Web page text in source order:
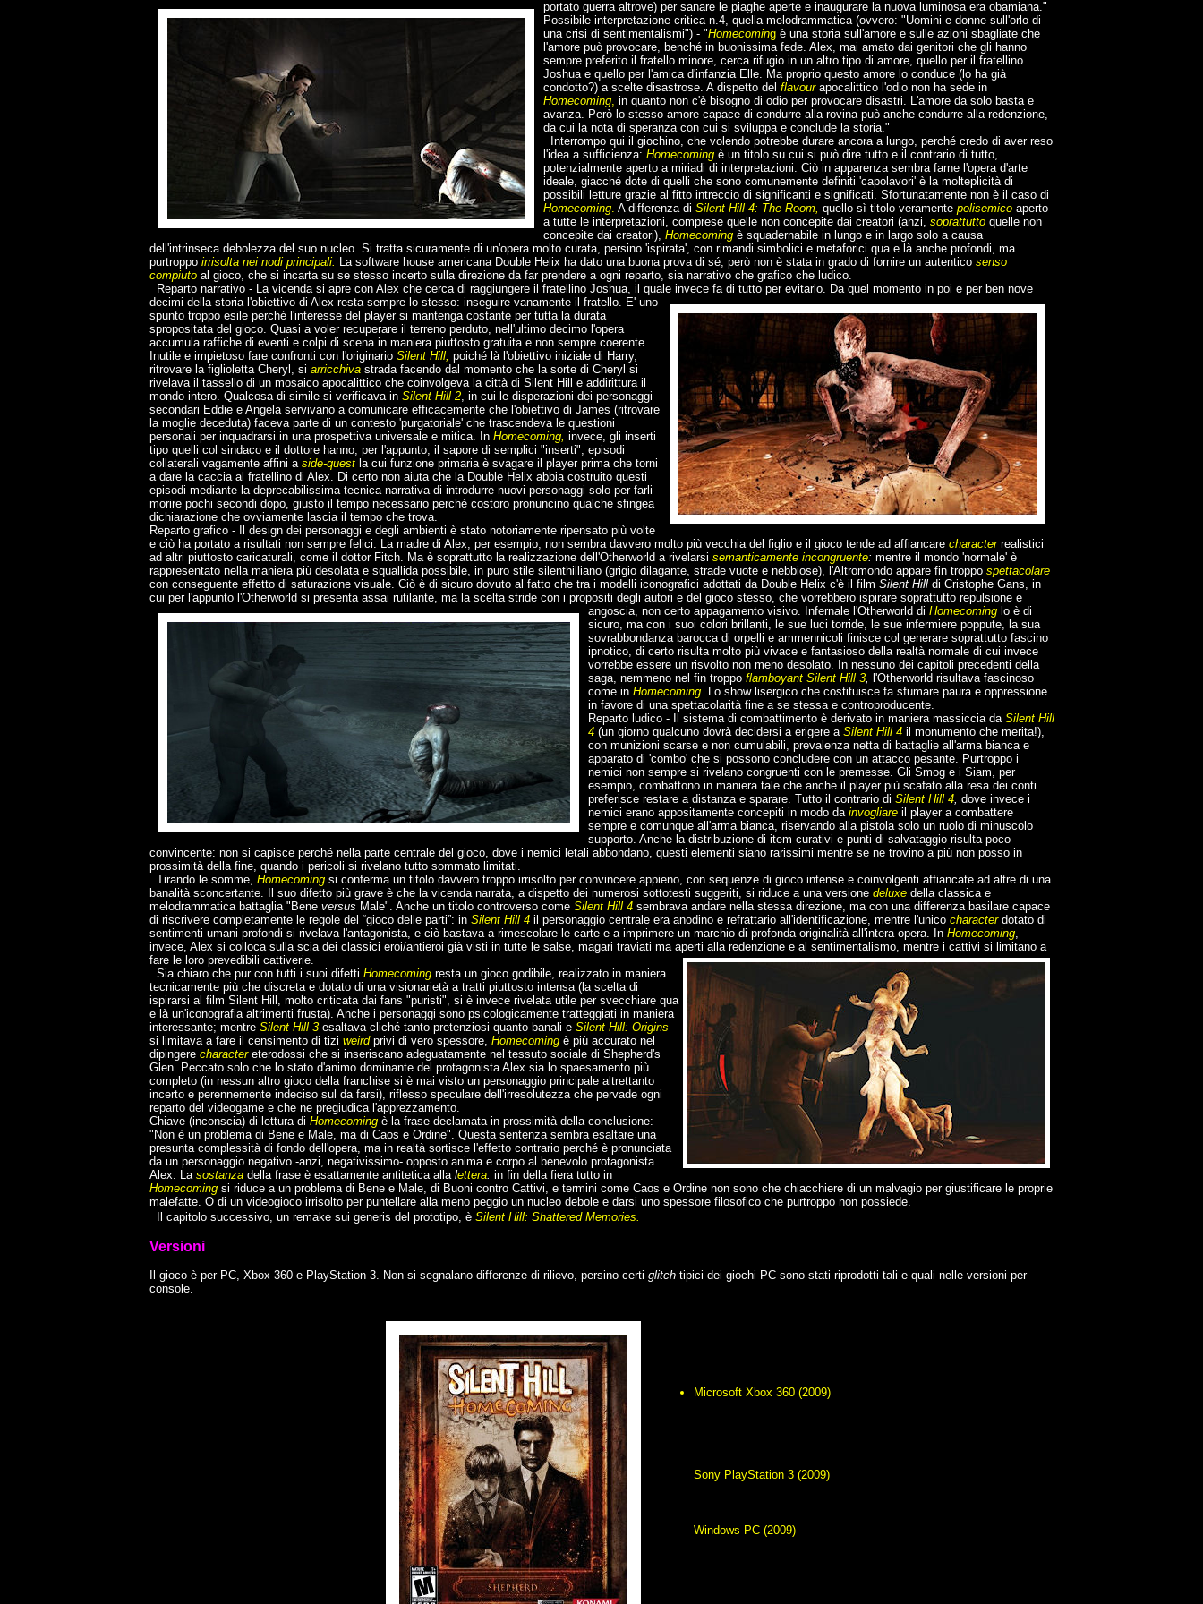
portato guerra altrove) per sanare le piaghe aperte e inaugurare la nuova luminosa era obamiana."
Possibile interpretazione critica n.4, quella melodrammatica (ovvero: "Uomini e donne sull'orlo di
una crisi di sentimentalismi") - "Homecomingè una storia sull'amore e sulle azioni sbagliate che
l'amore può provocare, benché in buonissima fede. Alex, mai amato dai genitori che gli hanno
sempre preferito il fratello minore, cerca rifugio in un altro tipo di amore, quello per il fratellino
Joshua e quello per l'amica d'infanzia Elle. Ma proprio questo amore lo conduce (lo ha già
condotto?) a scelte disastrose. A dispetto del flavourapocalittico l'odio non ha sede in
Homecoming, in quanto non c'è bisogno di odio per provocare disastri. L'amore da solo basta e
avanza. Però lo stesso amore capace di condurre alla rovina può anche condurre alla redenzione,
da cui la nota di speranza con cui si sviluppa e conclude la storia."
Interrompo qui il giochino, che volendo potrebbe durare ancora a lungo, perché credo di aver reso
l'idea a sufficienza: Homecomingè un titolo su cui si può dire tutto e il contrario di tutto,
potenzialmente aperto a miriadi di interpretazioni. Ciò in apparenza sembra farne l'opera d'arte
ideale, giacché dote di quelli che sono comunemente definiti 'capolavori' è la molteplicità di
possibili letture grazie al fitto intreccio di significanti e significati. Sfortunatamente non è il caso di
Homecoming. A differenza di Silent Hill 4: The Room, quello sì titolo veramente polisemico aperto
a tutte le interpretazioni, comprese quelle non concepite dai creatori (anzi, soprattutto quelle non
concepite dai creatori), Homecomingè squadernabile in lungo e in largo solo a causa
dell'intrinseca debolezza del suo nucleo. Si tratta sicuramente di un'opera molto curata, persino 'ispirata', con rimandi simbolici e metaforici qua e là anche profondi, ma
purtroppo irrisolta nei nodi principali. La software house americana Double Helix ha dato una buona prova di sé, però non è stata in grado di fornire un autentico senso
compiutoal gioco, che si incarta su se stesso incerto sulla direzione da far prendere a ogni reparto, sia narrativo che grafico che ludico.
Reparto narrativo - La vicenda si apre con Alex che cerca di raggiungere il fratellino Joshua, il quale invece fa di tutto per evitarlo. Da quel momento in poi e per ben nove
decimi della storia l'obiettivo di Alex resta sempre lo stesso: inseguire vanamente il fratello. E' uno
spunto troppo esile perché l'interesse del player si mantenga costante per tutta la durata
spropositata del gioco. Quasi a voler recuperare il terreno perduto, nell'ultimo decimo l'opera
accumula raffiche di eventi e colpi di scena in maniera piuttosto gratuita e non sempre coerente.
Inutile e impietoso fare confronti con l'originario Silent Hill, poiché là l'obiettivo iniziale di Harry,
ritrovare la figlioletta Cheryl, si arricchiva strada facendo dal momento che la sorte di Cheryl si
rivelava il tassello di un mosaico apocalittico che coinvolgeva la città di Silent Hill e addirittura il
mondo intero. Qualcosa di simile si verificava in Silent Hill 2, in cui le disperazioni dei personaggi
secondari Eddie e Angela servivano a comunicare efficacemente che l'obiettivo di James (ritrovare
la moglie deceduta) faceva parte di un contesto 'purgatoriale' che trascendeva le questioni
personali per inquadrarsi in una prospettiva universale e mitica. In Homecoming, invece, gli inserti
tipo quelli col sindaco e il dottore hanno, per l'appunto, il sapore di semplici "inserti", episodi
collaterali vagamente affini a side-quest la cui funzione primaria è svagare il player prima che torni
a dare la caccia al fratellino di Alex. Di certo non aiuta che la Double Helix abbia costruito questi
episodi mediante la deprecabilissima tecnica narrativa di introdurre nuovi personaggi solo per farli
morire pochi secondi dopo, giusto il tempo necessario perché costoro pronuncino qualche sfingea
dichiarazione che ovviamente lascia il tempo che trova.
Reparto grafico - Il design dei personaggi e degli ambienti è stato notoriamente ripensato più volte
e ciò ha portato a risultati non sempre felici. La madre di Alex, per esempio, non sembra davvero molto più vecchia del figlio e il gioco tende ad affiancare character realistici
ad altri piuttosto caricaturali, come il dottor Fitch. Ma è soprattutto la realizzazione dell'Otherworld a rivelarsi semanticamente incongruente: mentre il mondo 'normale' è
rappresentato nella maniera più desolata e squallida possibile, in puro stile silenthilliano (grigio dilagante, strade vuote e nebbiose), l'Altromondo appare fin troppo spettacolare
con conseguente effetto di saturazione visuale. Ciò è di sicuro dovuto al fatto che tra i modelli iconografici adottati da Double Helix c'è il film Silent Hilldi Cristophe Gans, in
cui per l'appunto l'Otherworld si presenta assai rutilante, ma la scelta stride con i propositi degli autori e del gioco stesso, che vorrebbero ispirare soprattutto repulsione e
angoscia, non certo appagamento visivo. Infernale l'Otherworld di Homecoming lo è di
sicuro, ma con i suoi colori brillanti, le sue luci torride, le sue infermiere poppute, la sua
sovrabbondanza barocca di orpelli e ammennicoli finisce col generare soprattutto fascino
ipnotico, di certo risulta molto più vivace e fantasioso della realtà normale di cui invece
vorrebbe essere un risvolto non meno desolato. In nessuno dei capitoli precedenti della
saga, nemmeno nel fin troppo flamboyant Silent Hill 3, l'Otherworld risultava fascinoso
come in Homecoming. Lo show lisergico che costituisce fa sfumare paura e oppressione
in favore di una spettacolarità fine a se stessa e controproducente.
Reparto ludico - Il sistema di combattimento è derivato in maniera massiccia da Silent Hill
4(un giorno qualcuno dovrà decidersi a erigere a Silent Hill 4il monumento che merita!),
con munizioni scarse e non cumulabili, prevalenza netta di battaglie all'arma bianca e
apparato di 'combo' che si possono concludere con un attacco pesante. Purtroppo i
nemici non sempre si rivelano congruenti con le premesse. Gli Smog e i Siam, per
esempio, combattono in maniera tale che anche il player più scafato alla resa dei conti
preferisce restare a distanza e sparare. Tutto il contrario di Silent Hill 4, dove invece i
nemici erano appositamente concepiti in modo da invogliareil player a combattere
sempre e comunque all'arma bianca, riservando alla pistola solo un ruolo di minuscolo
supporto. Anche la distribuzione di item curativi e punti di salvataggio risulta poco
convincente: non si capisce perché nella parte centrale del gioco, dove i nemici letali abbondano, questi elementi siano rarissimi mentre se ne trovino a più non posso in
prossimità della fine, quando i pericoli si rivelano tutto sommato limitati.
Tirando le somme, Homecoming si conferma un titolo davvero troppo irrisolto per convincere appieno, con sequenze di gioco intense e coinvolgenti affiancate ad altre di una
banalità sconcertante. Il suo difetto più grave è che la vicenda narrata, a dispetto dei numerosi sottotesti suggeriti, si riduce a una versione deluxe della classica e
melodrammatica battaglia "Bene versus Male". Anche un titolo controverso come Silent Hill 4 sembrava andare nella stessa direzione, ma con una differenza basilare capace
di riscrivere completamente le regole del “gioco delle parti”: in Silent Hill 4 il personaggio centrale era anodino e refrattario all'identificazione, mentre l'unico character dotato di
sentimenti umani profondi si rivelava l'antagonista, e ciò bastava a rimescolare le carte e a imprimere un marchio di profonda originalità all'intera opera. In Homecoming,
invece, Alex si colloca sulla scia dei classici eroi/antieroi già visti in tutte le salse, magari traviati ma aperti alla redenzione e al sentimentalismo, mentre i cattivi si limitano a
fare le loro prevedibili cattiverie.
Sia chiaro che pur con tutti i suoi difetti Homecomingresta un gioco godibile, realizzato in maniera
tecnicamente più che discreta e dotato di una visionarietà a tratti piuttosto intensa (la scelta di
ispirarsi al film Silent Hill, molto criticata dai fans "puristi", si è invece rivelata utile per svecchiare qua
e là un'iconografia altrimenti frusta). Anche i personaggi sono psicologicamente tratteggiati in maniera
interessante; mentre Silent Hill 3esaltava cliché tanto pretenziosi quanto banali e Silent Hill: Origins
si limitava a fare il censimento di tizi weirdprivi di vero spessore, Homecoming è più accurato nel
dipingere character eterodossi che si inseriscano adeguatamente nel tessuto sociale di Shepherd's
Glen. Peccato solo che lo stato d'animo dominante del protagonista Alex sia lo spaesamento più
completo (in nessun altro gioco della franchise si è mai visto un personaggio principale altrettanto
incerto e perennemente indeciso sul da farsi), riflesso speculare dell'irresolutezza che pervade ogni
reparto del videogame e che ne pregiudica l'apprezzamento.
Chiave (inconscia) di lettura di Homecoming è la frase declamata in prossimità della conclusione:
"Non è un problema di Bene e Male, ma di Caos e Ordine". Questa sentenza sembra esaltare una
presunta complessità di fondo dell'opera, ma in realtà sortisce l'effetto contrario perché è pronunciata
da un personaggio negativo -anzi, negativissimo- opposto anima e corpo al benevolo protagonista
Alex. La sostanza della frase è esattamente antitetica alla lettera: in fin della fiera tutto in
Homecoming si riduce a un problema di Bene e Male, di Buoni contro Cattivi, e termini come Caos e Ordine non sono che chiacchiere di un malvagio per giustificare le proprie
malefatte. O di un videogioco irrisolto per puntellare alla meno peggio un nucleo debole e darsi uno spessore filosofico che purtroppo non possiede.
Il capitolo successivo, un remake sui generis del prototipo, è Silent Hill: Shattered Memories.
Versioni
Il gioco è per PC, Xbox 360 e PlayStation 3. Non si segnalano differenze di rilievo, persino certi glitchtipici dei giochi PC sono stati riprodotti tali e quali nelle versioni per
console.
Microsoft Xbox 360 (2009)
Sony PlayStation 3 (2009)
Windows PC (2009)